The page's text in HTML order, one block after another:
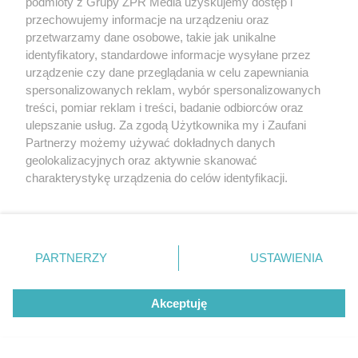
ZOBACZ WIĘCEJ
przechowujemy informacje na urządzeniu oraz
przetwarzamy dane osobowe, takie jak unikalne
identyfikatory, standardowe informacje wysyłane przez
urządzenie czy dane przeglądania w celu zapewniania
spersonalizowanych reklam, wybór spersonalizowanych
treści, pomiar reklam i treści, badanie odbiorców oraz
ulepszanie usług. Za zgodą Użytkownika my i Zaufani
Partnerzy możemy używać dokładnych danych
geolokalizacyjnych oraz aktywnie skanować
charakterystykę urządzenia do celów identyfikacji.
zmienić/wycofać klikając przycisk ustawień prywatności
znajdujący się w lewym dolnym rogu strony
rodzaje przetwarzania danych nie wymagają zgody
użytkownika, ale masz prawo sprzeciwić się takiemu
przetwarzaniu. Preferencje będą miały zastosowanie tylko
PARTNERZY USTAWIENIA
Akceptuję